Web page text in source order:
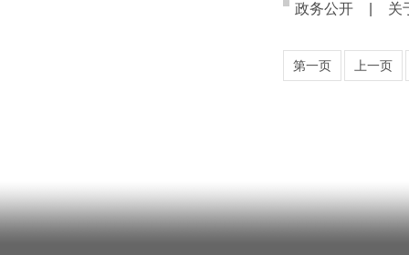
政务公开 关
第一页 上一页